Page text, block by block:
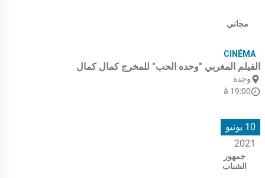
مجاني
CINÉMA
الفيلم المغربي "وحده الحب" للمخرج كمال كمال
وجدة
à 19:00
10 يونيو
2021
جمهور
الشباب